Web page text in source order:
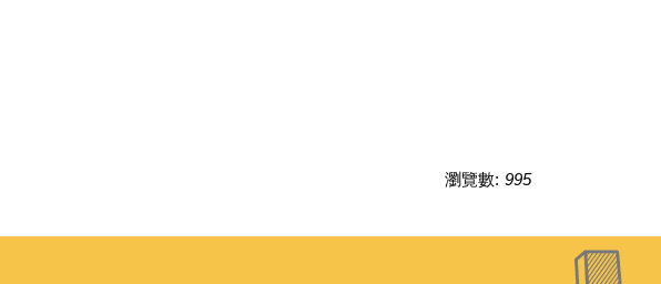
瀏覽數: 995